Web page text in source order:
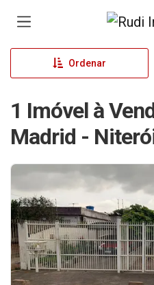
Página
Ordenar
1 Imóvel à
Madrid -